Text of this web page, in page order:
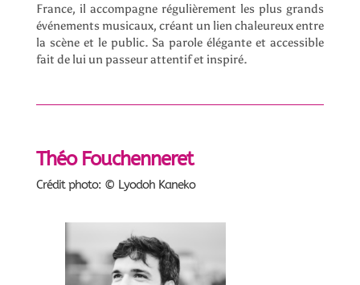
France, il accompagne régulièrement les plus grands
événements musicaux, créant un lien chaleureux entre
la scène et le public. Sa parole élégante et accessible
fait de lui un passeur attentif et inspiré.
Théo Fouchenneret
Crédit photo: © Lyodoh Kaneko